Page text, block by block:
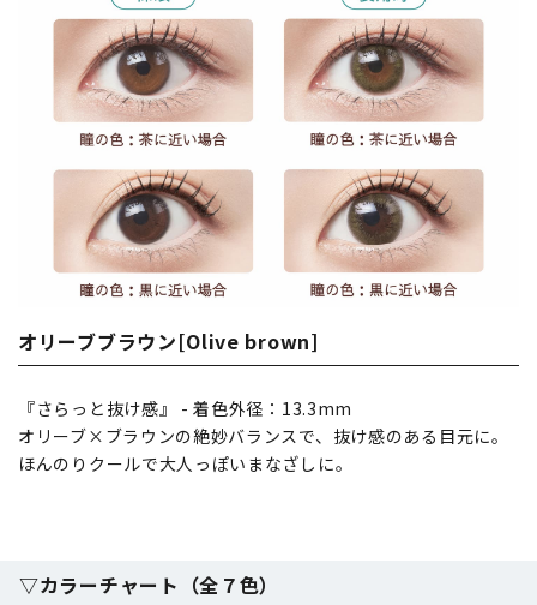
オリーブブラウン[Olive brown]
『さらっと抜け感』 - 着色外径：13.3mm
オリーブ×ブラウンの絶妙バランスで、抜け感のある目元に。
ほんのりクールで大人っぽいまなざしに。
▽カラーチャート（全７色）